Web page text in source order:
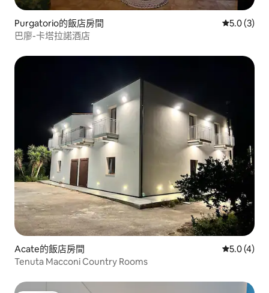
Purgatorio的飯店房間 從 3 則評
5.0 (3)
巴廖-卡塔拉諾酒店
Acate的飯店房間 從 4 則評
5.0 (4)
Tenuta Macconi Country Rooms